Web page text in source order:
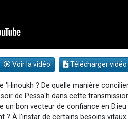
Voir la vidéo Télécharger vidéo
'Hinoukh ? De quelle manière
de Pessa'h dans cette
un bon vecteur de confiance en
? À l'instar de certains besoins